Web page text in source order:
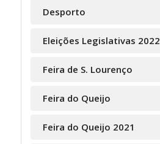
Desporto
Eleições Legislativas 2022
Feira de S. Lourenço
Feira do Queijo
Feira do Queijo 2021